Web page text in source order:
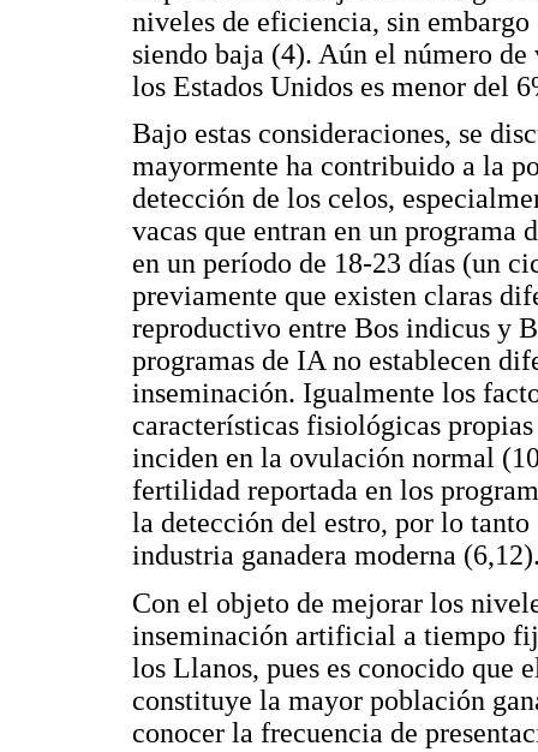
niveles de eficiencia, sin
siendo baja (4). Aún el número de
los Estados Unidos es menor del
Bajo estas consideraciones, se
mayormente ha contribuido a la
detección de los celos,
vacas que entran en un programa
en un período de 18-23 días (un
previamente que existen claras
reproductivo entre Bos indicus y
programas de IA no establecen
inseminación. Igualmente los
características fisiológicas
inciden en la ovulación normal
fertilidad reportada en los
la detección del estro, por lo
industria ganadera moderna
Con el objeto de mejorar los
inseminación artificial a tiempo
los Llanos, pues es conocido que
constituye la mayor población
conocer la frecuencia de